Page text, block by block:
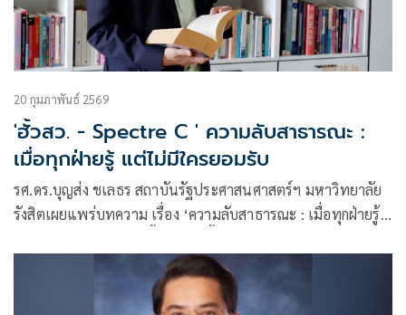
20 กุมภาพันธ์ 2569
'ฮั้วสว. - Spectre C ' ความลับสาธารณะ :
เมื่อทุกฝ่ายรู้ แต่ไม่มีใครยอมรับ
รศ.ดร.บุญส่ง ชเลธร สถาบันรัฐประศาสนศาสตร์ฯ มหาวิทยาลัย
รังสิตเผยแพร่บทความ เรื่อง ‘ความลับสาธารณะ : เมื่อทุกฝ่ายรู้